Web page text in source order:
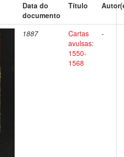
Data do
documento
Título
1887
Cartas
avulsas:
1550-
1568
-